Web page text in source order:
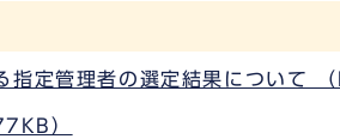
指定管理者の選定結果について
）